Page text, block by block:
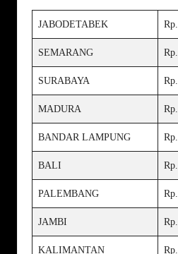
JABODETABEK
SEMARANG
SURABAYA
MADURA
BANDAR LAMPUNG
BALI
PALEMBANG
JAMBI
KALIMANTAN